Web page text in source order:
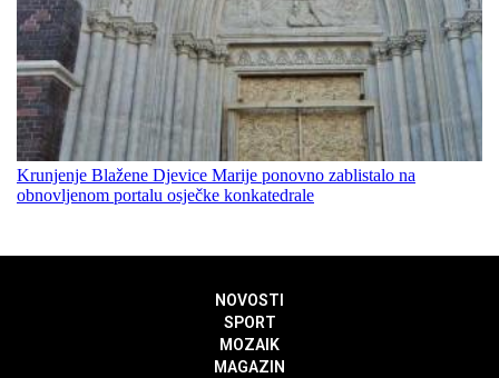
Krunjenje Blažene Djevice Marije ponovno zablistalo na
obnovljenom portalu osječke konkatedrale
NOVOSTI
SPORT
MOZAIK
MAGAZIN